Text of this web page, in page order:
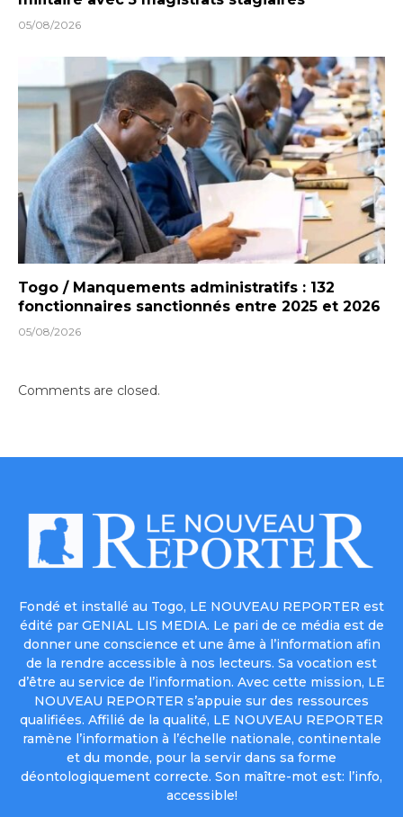
05/08/2026
Togo / Manquements administratifs : 132
fonctionnaires sanctionnés entre 2025 et 2026
05/08/2026
Comments are closed.
Fondé et installé au Togo, LE NOUVEAU REPORTER est
édité par GENIAL LIS MEDIA. Le pari de ce média est de
donner une conscience et une âme à l’information afin
de la rendre accessible à nos lecteurs. Sa vocation est
d’être au service de l’information. Avec cette mission, LE
NOUVEAU REPORTER s’appuie sur des ressources
qualifiées. Affilié de la qualité, LE NOUVEAU REPORTER
ramène l’information à l’échelle nationale, continentale
et du monde, pour la servir dans sa forme
déontologiquement correcte. Son maître-mot est: l’info,
accessible!